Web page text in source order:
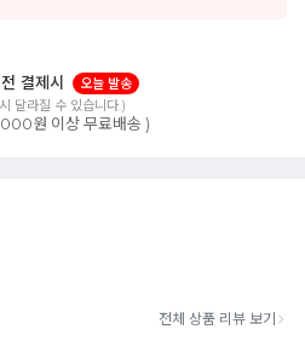
결제시
오늘 발송
달라질 수 있습니다.)
원 이상 무료배송 )